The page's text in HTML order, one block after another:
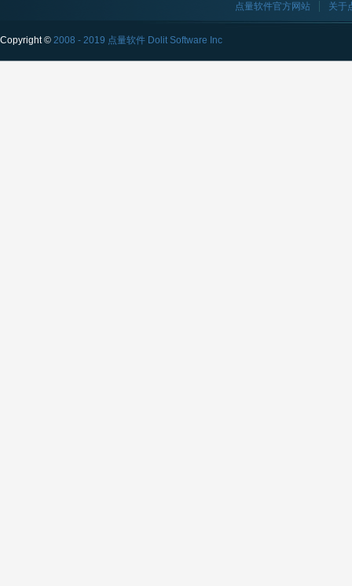
点量软件官方网站 关于
Copyright © 2008 - 2019 点量软件 Dolit Software Inc